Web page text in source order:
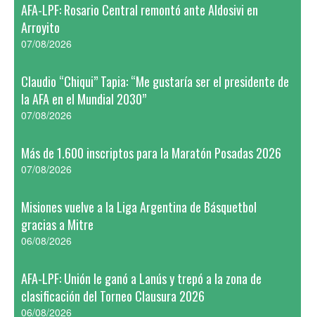
AFA-LPF: Rosario Central remontó ante Aldosivi en
Arroyito
07/08/2026
Claudio “Chiqui” Tapia: “Me gustaría ser el presidente de
la AFA en el Mundial 2030”
07/08/2026
Más de 1.600 inscriptos para la Maratón Posadas 2026
07/08/2026
Misiones vuelve a la Liga Argentina de Básquetbol
gracias a Mitre
06/08/2026
AFA-LPF: Unión le ganó a Lanús y trepó a la zona de
clasificación del Torneo Clausura 2026
06/08/2026